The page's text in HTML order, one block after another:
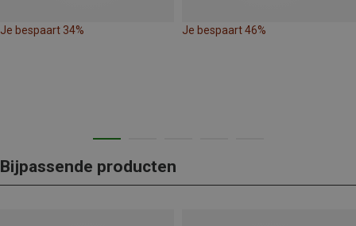
Je bespaart 34% Je bespaart 46%
Bijpassende producten